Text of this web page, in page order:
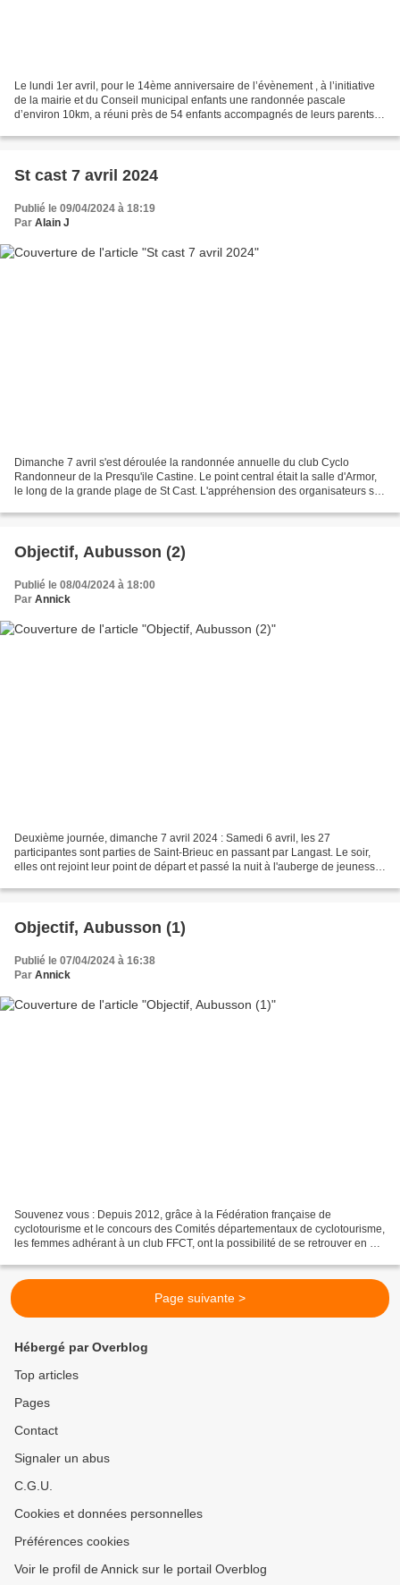
Le lundi 1er avril, pour le 14ème anniversaire de l’évènement , à l’initiative
de la mairie et du Conseil municipal enfants une randonnée pascale
d’environ 10km, a réuni près de 54 enfants accompagnés de leurs parents à
St cast 7 avril 2024
Publié le 09/04/2024 à 18:19
Par Alain J
Dimanche 7 avril s'est déroulée la randonnée annuelle du club Cyclo
Randonneur de la Presqu'ile Castine. Le point central était la salle d'Armor,
le long de la grande plage de St Cast. L'appréhension des organisateurs sur
Objectif, Aubusson (2)
Publié le 08/04/2024 à 18:00
Par Annick
Deuxième journée, dimanche 7 avril 2024 : Samedi 6 avril, les 27
participantes sont parties de Saint-Brieuc en passant par Langast. Le soir,
elles ont rejoint leur point de départ et passé la nuit à l'auberge de jeunesse.
Objectif, Aubusson (1)
Publié le 07/04/2024 à 16:38
Par Annick
Souvenez vous : Depuis 2012, grâce à la Fédération française de
cyclotourisme et le concours des Comités départementaux de cyclotourisme,
les femmes adhérant à un club FFCT, ont la possibilité de se retrouver en un
Page suivante >
Hébergé par Overblog
Top articles
Pages
Contact
Signaler un abus
C.G.U.
Cookies et données personnelles
Préférences cookies
Voir le profil de Annick sur le portail Overblog